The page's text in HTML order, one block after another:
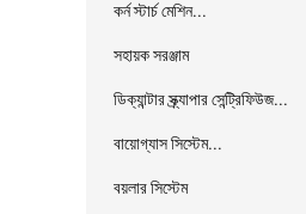
কর্ন স্টার্চ মেশিন...
সহায়ক সরঞ্জাম
ডিক্যান্টার স্ক্র্যাপার সেন্ট্রিফিউজ...
বায়োগ্যাস সিস্টেম...
বয়লার সিস্টেম